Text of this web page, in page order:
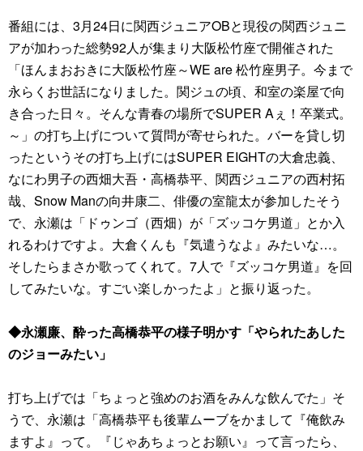
番組には、3月24日に関西ジュニアOBと現役の関西ジュニ
アが加わった総勢92人が集まり大阪松竹座で開催された
「ほんまおおきに大阪松竹座～WE are 松竹座男子。今まで
永らくお世話になりました。関ジュの頃、和室の楽屋で向
き合った日々。そんな青春の場所でSUPER Aぇ！卒業式。
～」の打ち上げについて質問が寄せられた。バーを貸し切
ったというその打ち上げにはSUPER EIGHTの大倉忠義、
なにわ男子の西畑大吾・高橋恭平、関西ジュニアの西村拓
哉、Snow Manの向井康二、俳優の室龍太が参加したそう
で、永瀬は「ドゥンゴ（西畑）が「ズッコケ男道」とか入
れるわけですよ。大倉くんも『気遣うなよ』みたいな…。
そしたらまさか歌ってくれて。7人で『ズッコケ男道』を回
してみたいな。すごい楽しかったよ」と振り返った。
◆永瀬廉、酔った高橋恭平の様子明かす「やられたあした
のジョーみたい」
打ち上げでは「ちょっと強めのお酒をみんな飲んでた」そ
うで、永瀬は「高橋恭平も後輩ムーブをかまして『俺飲み
ますよ』って。『じゃあちょっとお願い』って言ったら、